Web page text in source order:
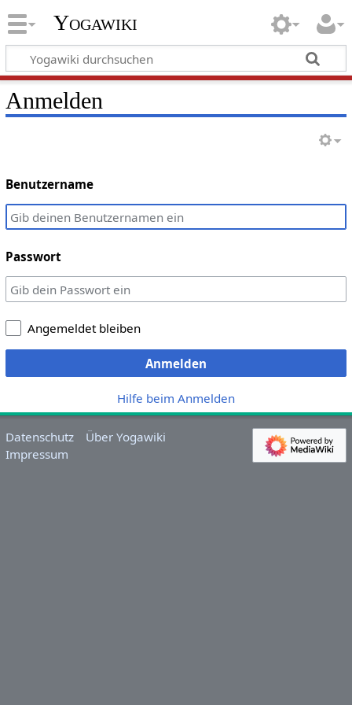
Yogawiki
Anmelden
Benutzername
Passwort
Angemeldet bleiben
Anmelden
Hilfe beim Anmelden
Datenschutz
Über Yogawiki
Impressum